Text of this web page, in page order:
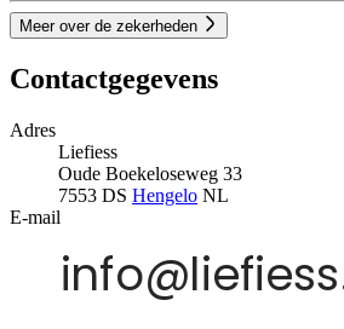
Meer over de zekerheden
Contactgegevens
Adres
Liefiess
Oude Boekeloseweg 33
7553 DS Hengelo NL
E-mail